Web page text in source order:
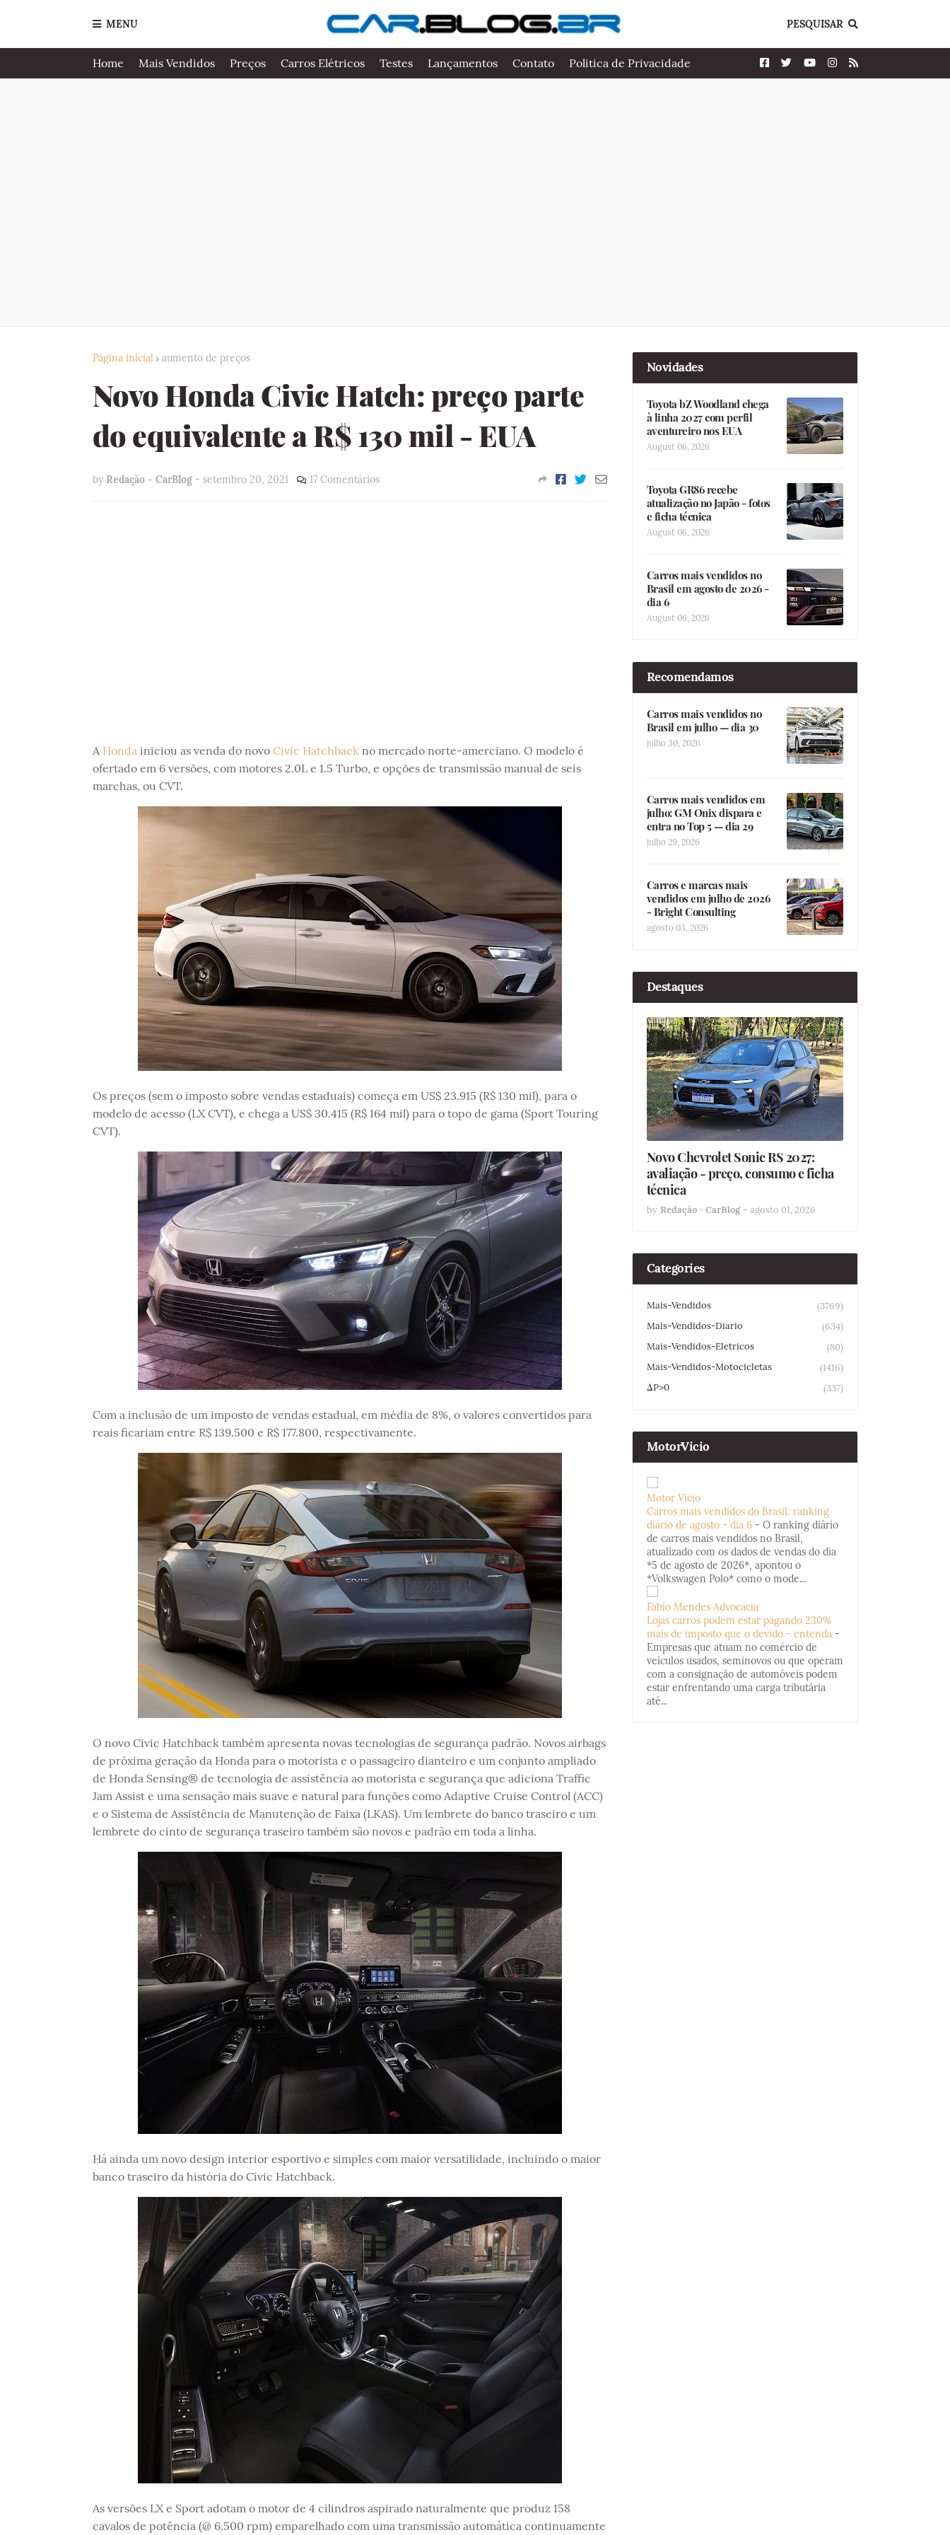
MENU PESQUISAR
Home Mais Vendidos Preços Carros Elétricos Testes Lançamentos Contato Politica de Privacidade
Página inicial aumento de preços
Novo Honda Civic Hatch: preço parte
do equivalente a R$ 130 mil - EUA
by Redação - CarBlog - setembro 20, 2021 17 Comentários
A Hondainiciou as venda do novo Civic Hatchbackno mercado norte-amerciano. O modelo é
ofertado em 6 versões, com motores 2.0L e 1.5 Turbo, e opções de transmissão manual de seis
marchas, ou CVT.
Os preços (sem o imposto sobre vendas estaduais) começa em US$ 23.915 (R$ 130 mil), para o
modelo de acesso (LX CVT), e chega a US$ 30.415 (R$ 164 mil) para o topo de gama (Sport Touring
CVT).
Com a inclusão de um imposto de vendas estadual, em média de 8%, o valores convertidos para
reais ficariam entre R$ 139.500 e R$ 177.800, respectivamente.
O novo Civic Hatchback também apresenta novas tecnologias de segurança padrão. Novos airbags
de próxima geração da Honda para o motorista e o passageiro dianteiro e um conjunto ampliado
de Honda Sensing® de tecnologia de assistência ao motorista e segurança que adiciona Traffic
Jam Assist e uma sensação mais suave e natural para funções como Adaptive Cruise Control (ACC)
e o Sistema de Assistência de Manutenção de Faixa (LKAS). Um lembrete do banco traseiro e um
lembrete do cinto de segurança traseiro também são novos e padrão em toda a linha.
Há ainda um novo design interior esportivo e simples com maior versatilidade, incluindo o maior
banco traseiro da história do Civic Hatchback.
As versões LX e Sport adotam o motor de 4 cilindros aspirado naturalmente que produz 158
cavalos de potência (@ 6.500 rpm) emparelhado com uma transmissão automática continuamente
Novidades
Toyota bZ Woodland chega
à linha 2027 com perfil
aventureiro nos EUA
August 06, 2026
Toyota GR86 recebe
atualização no Japão - fotos
e ficha técnica
August 06, 2026
Carros mais vendidos no
Brasil em agosto de 2026 -
dia 6
August 06, 2026
Recomendamos
Carros mais vendidos no
Brasil em julho — dia 30
julho 30, 2026
Carros mais vendidos em
julho: GM Onix dispara e
entra no Top 5 — dia 29
julho 29, 2026
Carros e marcas mais
vendidos em julho de 2026
- Bright Consulting
agosto 03, 2026
Destaques
Novo Chevrolet Sonic RS 2027:
avaliação - preço, consumo e ficha
técnica
by Redação - CarBlog - agosto 01, 2026
Categories
Mais-Vendidos
(3769)
Mais-Vendidos-Diario
(634)
Mais-Vendidos-Eletricos
(80)
Mais-Vendidos-Motocicletas
(1416)
ΔP>0
(337)
MotorVicio
Motor Vício
Carros mais vendidos do Brasil: ranking
diário de agosto - dia 6 - O ranking diário
de carros mais vendidos no Brasil,
atualizado com os dados de vendas do dia
*5 de agosto de 2026*, apontou o
*Volkswagen Polo* como o mode...
Fabio Mendes Advocacia
Lojas carros podem estar pagando 230%
mais de imposto que o devido - entenda -
Empresas que atuam no comércio de
veículos usados, seminovos ou que operam
com a consignação de automóveis podem
estar enfrentando uma carga tributária
até...